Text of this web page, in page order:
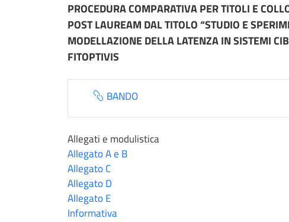
PROCEDURA COMPARATIVA PER TITOLI E
POST LAUREAM DAL TITOLO“STUDIO E
MODELLAZIONE DELLA LATENZA IN SISTEMI
FITOPTIVIS
BANDO
Allegati e modulistica
Allegato A e B
Allegato C
Allegato D
Allegato E
Informativa